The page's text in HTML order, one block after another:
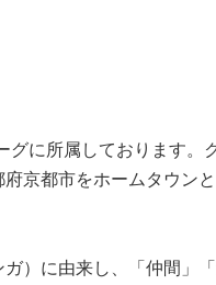
に所属しております。
京都市をホームタウン
）に由来し、「仲間」